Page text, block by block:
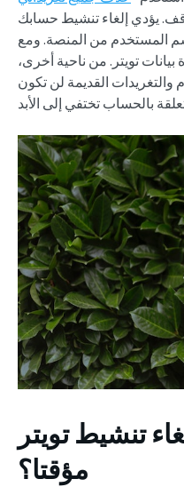
يؤدي إلغاء تنشيط حسابك
المستخدم من المنصة. ومع
تويتر. من ناحية أخرى،
القديمة لن تكون
تنشيط تويتر
مؤقتا؟